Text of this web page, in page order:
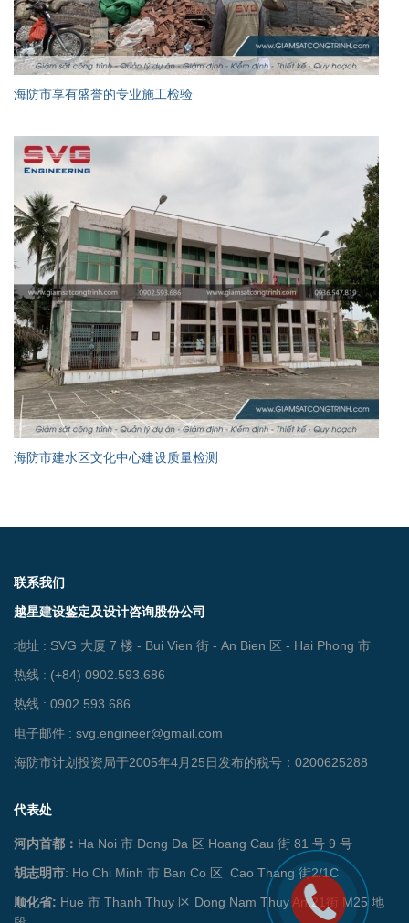
海防市享有盛誉的专业施工检验
海防市建水区文化中心建设质量检测
联系我们
越星建设鉴定及设计咨询股份公司
地址 : SVG 大厦 7 楼 - Bui Vien 街 - An Bien 区 - Hai Phong 市
热线 : (+84) 0902.593.686
热线 : 0902.593.686
电子邮件 : svg.engineer@gmail.com
海防市计划投资局于2005年4月25日发布的税号：0200625288
代表处
河内首都： Ha Noi 市 Dong Da 区 Hoang Cau 街 81 号 9 号
胡志明市: Ho Chi Minh 市 Ban Co 区 Cao Thang 街2/1C
顺化省: Hue 市 Thanh Thuy 区 Dong Nam Thuy An 21街 M25 地